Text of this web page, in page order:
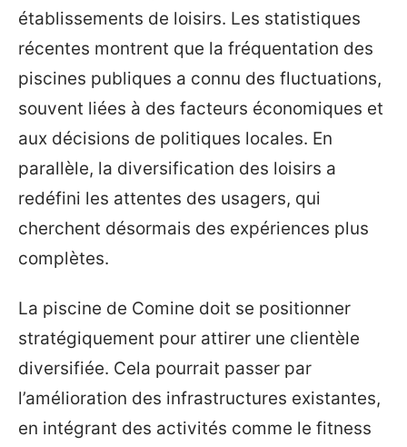
établissements de loisirs. Les statistiques
récentes montrent que la fréquentation des
piscines publiques a connu des fluctuations,
souvent liées à des facteurs économiques et
aux décisions de politiques locales. En
parallèle, la diversification des loisirs a
redéfini les attentes des usagers, qui
cherchent désormais des expériences plus
complètes.
La piscine de Comine doit se positionner
stratégiquement pour attirer une clientèle
diversifiée. Cela pourrait passer par
l’amélioration des infrastructures existantes,
en intégrant des activités comme le fitness